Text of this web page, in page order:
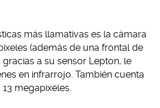
más llamativas es la cámara
(además de una frontal de
a su sensor Lepton, le
en infrarrojo. También cuenta
megapixeles.